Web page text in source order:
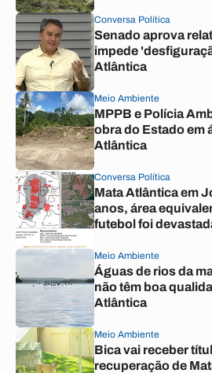
Conversa Política
Senado aprova
impede
Atlântica
Meio Ambiente
MPPB e Polícia
obra do Estado em
Atlântica
Conversa Política
Mata Atlântica em
anos, área
futebol foi
Meio Ambiente
Águas de rios da
não têm boa
Atlântica
Meio Ambiente
Bica vai receber
recuperação de